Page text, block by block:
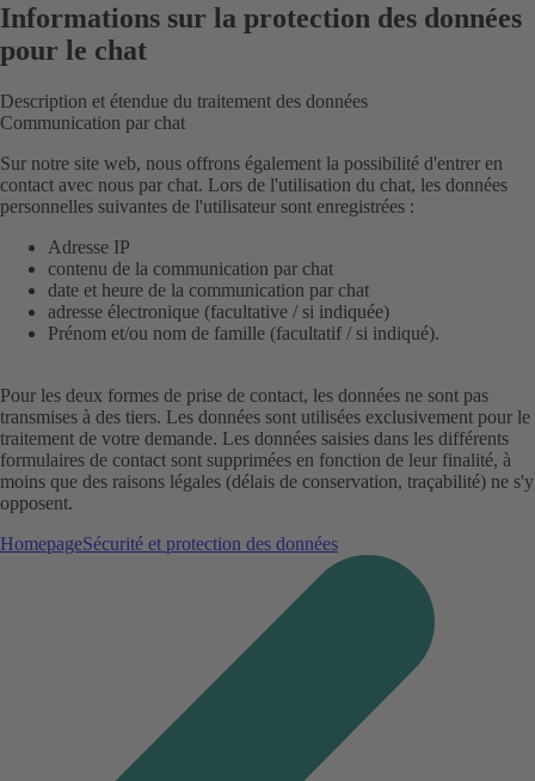
Informations sur la protection des données
pour le chat
Description et étendue du traitement des données
Communication par chat
Sur notre site web, nous offrons également la possibilité d'entrer en
contact avec nous par chat. Lors de l'utilisation du chat, les données
personnelles suivantes de l'utilisateur sont enregistrées :
Adresse IP
contenu de la communication par chat
date et heure de la communication par chat
adresse électronique (facultative / si indiquée)
Prénom et/ou nom de famille (facultatif / si indiqué).
Pour les deux formes de prise de contact, les données ne sont pas
transmises à des tiers. Les données sont utilisées exclusivement pour le
traitement de votre demande. Les données saisies dans les différents
formulaires de contact sont supprimées en fonction de leur finalité, à
moins que des raisons légales (délais de conservation, traçabilité) ne s'y
opposent.
HomepageSécurité et protection des données